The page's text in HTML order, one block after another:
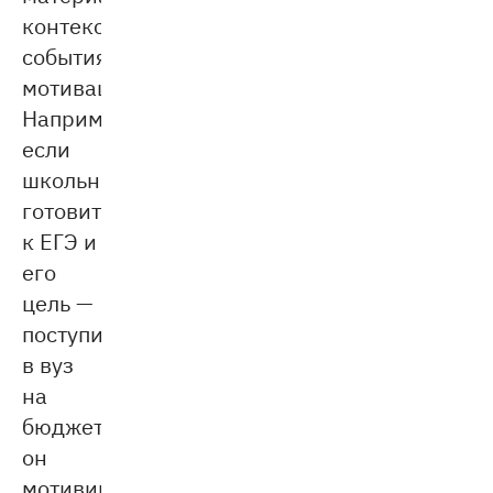
контекста
события,
мотивации.
Например,
если
школьник
готовится
к ЕГЭ и
его
цель —
поступить
в вуз
на
бюджет,
он
мотивирован